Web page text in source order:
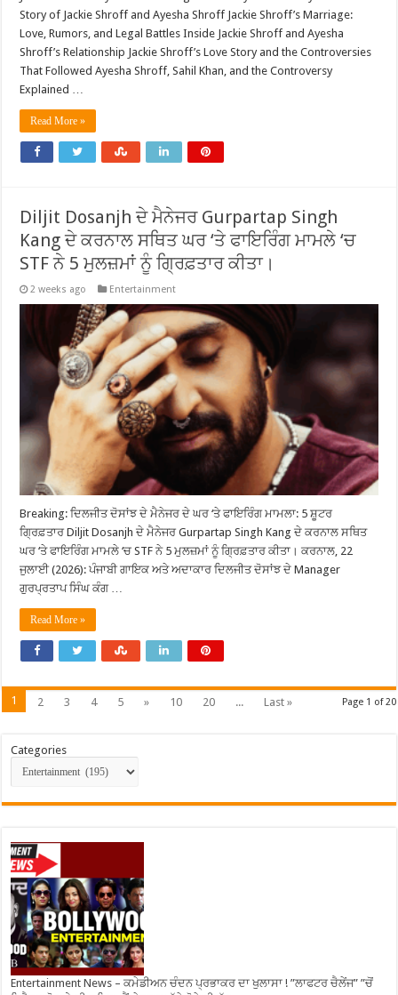
Story of Jackie Shroff and Ayesha Shroff Jackie Shroff’s Marriage:
Love, Rumors, and Legal Battles Inside Jackie Shroff and Ayesha
Shroff’s Relationship Jackie Shroff’s Love Story and the Controversies
That Followed Ayesha Shroff, Sahil Khan, and the Controversy
Explained …
Read More »
Diljit Dosanjh ਦੇ ਮੈਨੇਜਰ Gurpartap Singh
Kang ਦੇ ਕਰਨਾਲ ਸਥਿਤ ਘਰ ‘ਤੇ ਫਾਇਰਿੰਗ ਮਾਮਲੇ ‘ਚ
STF ਨੇ 5 ਮੁਲਜ਼ਮਾਂ ਨੂੰ ਗ੍ਰਿਫ਼ਤਾਰ ਕੀਤਾ।
2 weeks ago Entertainment
Breaking: ਦਿਲਜੀਤ ਦੋਸਾਂਝ ਦੇ ਮੈਨੇਜਰ ਦੇ ਘਰ ‘ਤੇ ਫਾਇਰਿੰਗ ਮਾਮਲਾ: 5 ਸ਼ੂਟਰ
ਗ੍ਰਿਫ਼ਤਾਰ Diljit Dosanjh ਦੇ ਮੈਨੇਜਰ Gurpartap Singh Kang ਦੇ ਕਰਨਾਲ ਸਥਿਤ
ਘਰ ‘ਤੇ ਫਾਇਰਿੰਗ ਮਾਮਲੇ ‘ਚ STF ਨੇ 5 ਮੁਲਜ਼ਮਾਂ ਨੂੰ ਗ੍ਰਿਫ਼ਤਾਰ ਕੀਤਾ। ਕਰਨਾਲ, 22
ਜੁਲਾਈ (2026): ਪੰਜਾਬੀ ਗਾਇਕ ਅਤੇ ਅਦਾਕਾਰ ਦਿਲਜੀਤ ਦੋਸਾਂਝ ਦੇ Manager
ਗੁਰਪ੍ਰਤਾਪ ਸਿੰਘ ਕੰਗ …
Read More »
Page 1 of 20
1 2 3 4 5 » 10 20 ... Last »
Categories
Entertainment News – ਕਮੇਡੀਅਨ ਚੰਦਨ ਪ੍ਰਭਾਕਰ ਦਾ ਖੁਲਾਸਾ ! ”ਲਾਫਟਰ ਚੈਲੇਂਜ” ”ਚੋਂ